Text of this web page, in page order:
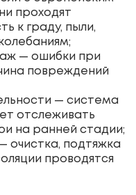
проходят
к граду, пыли,
— ошибки при
повреждений
— система
отслеживать
на ранней стадии;
очистка, подтяжка
проводятся